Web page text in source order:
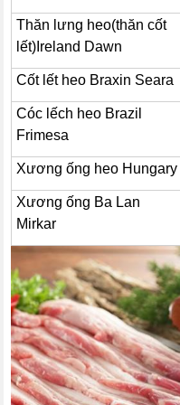
Thăn lưng heo(thăn cốt
lết)Ireland Dawn
Cốt lết heo Braxin Seara
Cóc lếch heo Brazil
Frimesa
Xương ống heo Hungary
Xương ống Ba Lan
Mirkar